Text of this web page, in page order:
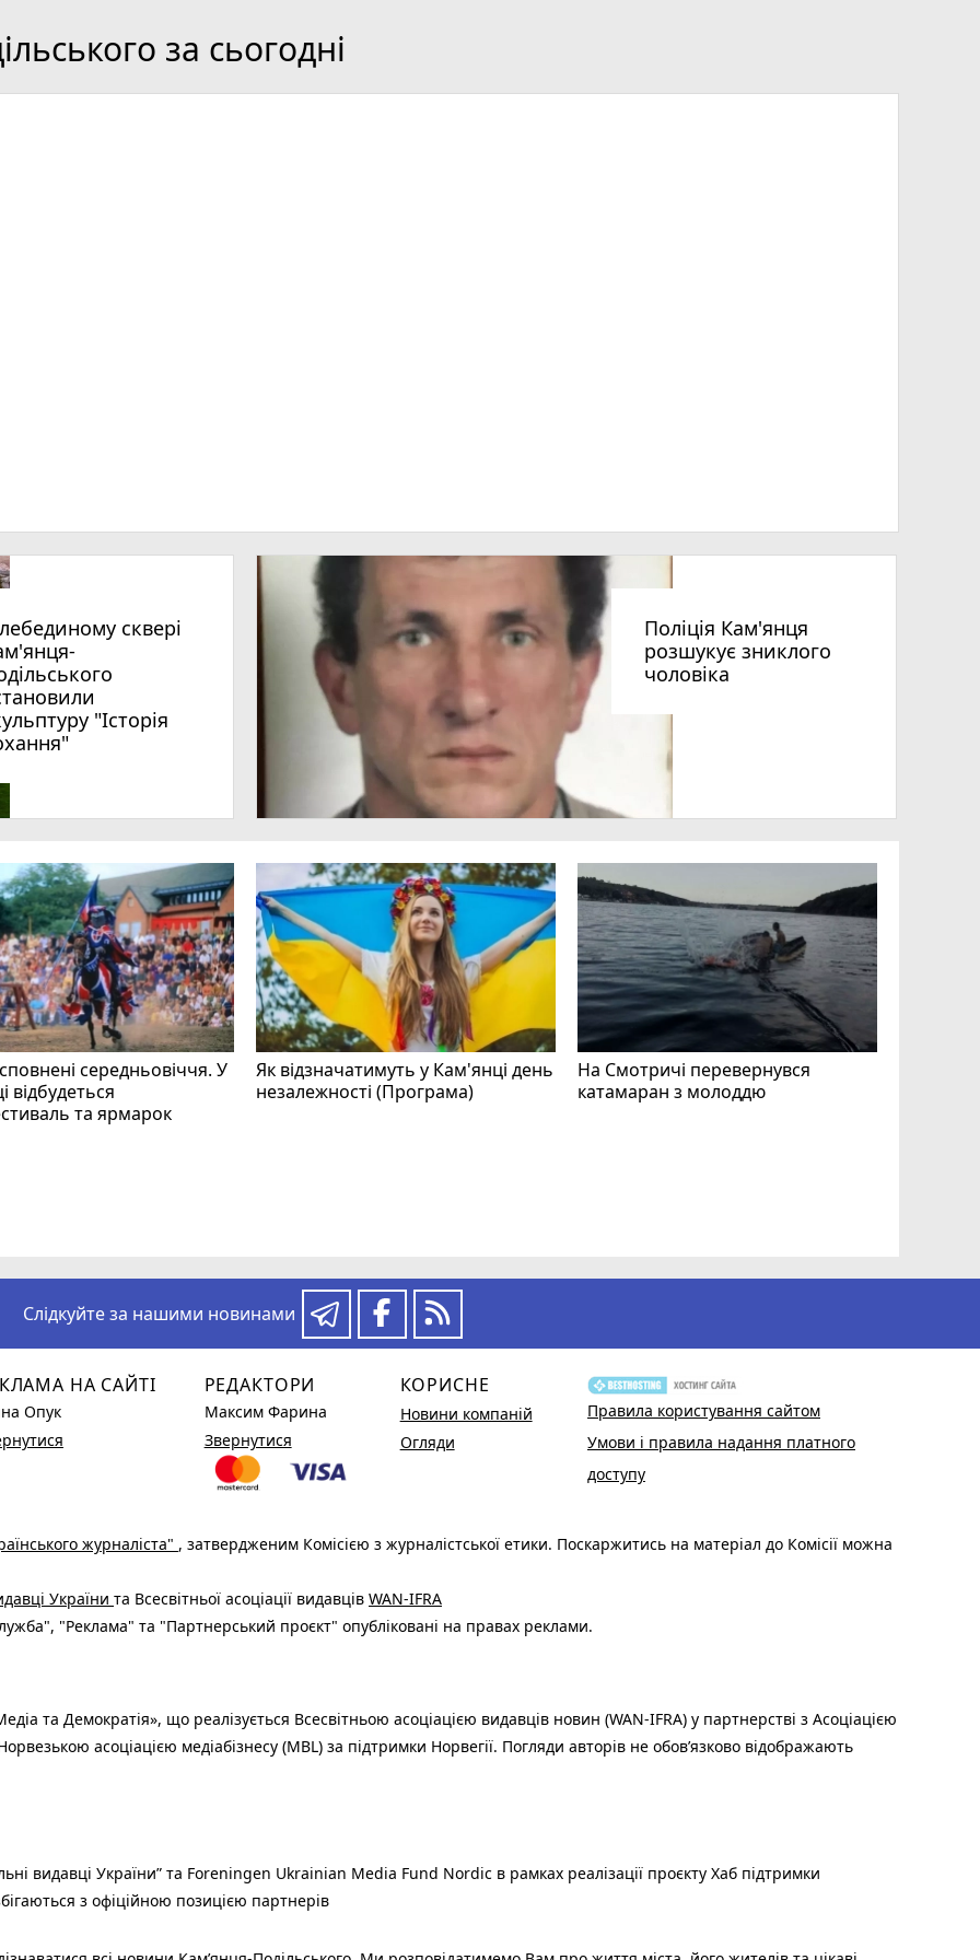
за сьогодні
"Історія
Поліція Кам'янця
розшукує зниклого
чоловіка
сповнені середньовіччя. У
відбудеться
та ярмарок
Як відзначатимуть у Кам'янці день
незалежності (Програма)
На Смотричі перевернувся
катамаран з молоддю
Слідкуйте за нашими новинами
НА САЙТІ
Опук
РЕДАКТОРИ
Максим Фарина
Звернутися
КОРИСНЕ
Новини компаній
Огляди
Правила користування сайтом
Умови і правила надання платного
доступу
журналіста" , затвердженим Комісією з журналістської етики. Поскаржитись на матеріал до Комісії можна
України та Всесвітньої асоціації видавців WAN-IFRA
"Реклама" та "Партнерський проєкт" опубліковані на правах реклами.
та Демократія», що реалізується Всесвітньою асоціацією видавців новин (WAN-IFRA) у партнерстві з Асоціацією
асоціацією медіабізнесу (MBL) за підтримки Норвегії. Погляди авторів не обов’язково відображають
видавці України” та Foreningen Ukrainian Media Fund Nordic в рамках реалізації проєкту Хаб підтримки
з офіційною позицією партнерів